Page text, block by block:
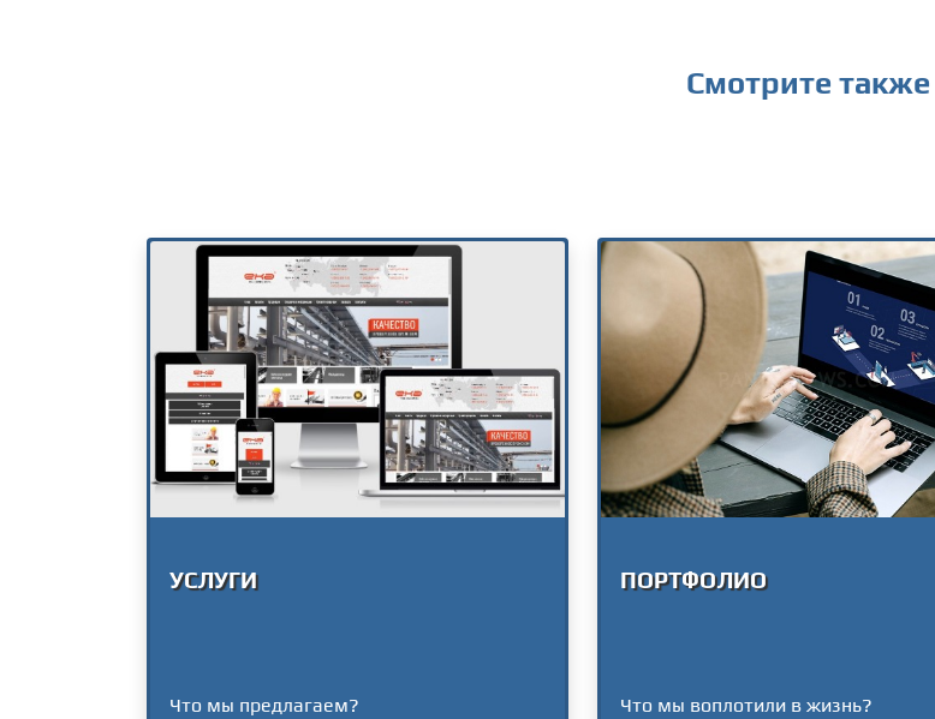
Смотрите также
УСЛУГИ
Что мы предлагаем?
ПОРТФОЛИО
Что мы воплотили в жизнь?